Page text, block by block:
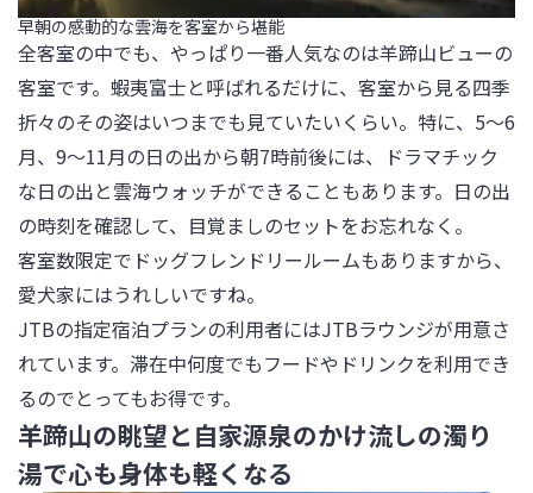
早朝の感動的な雲海を客室から堪能
全客室の中でも、やっぱり一番人気なのは羊蹄山ビューの
客室です。蝦夷富士と呼ばれるだけに、客室から見る四季
折々のその姿はいつまでも見ていたいくらい。特に、5～6
月、9～11月の日の出から朝7時前後には、ドラマチック
な日の出と雲海ウォッチができることもあります。日の出
の時刻を確認して、目覚ましのセットをお忘れなく。
客室数限定でドッグフレンドリールームもありますから、
愛犬家にはうれしいですね。
JTBの指定宿泊プランの利用者にはJTBラウンジが用意さ
れています。滞在中何度でもフードやドリンクを利用でき
るのでとってもお得です。
羊蹄山の眺望と自家源泉のかけ流しの濁り
湯で心も身体も軽くなる